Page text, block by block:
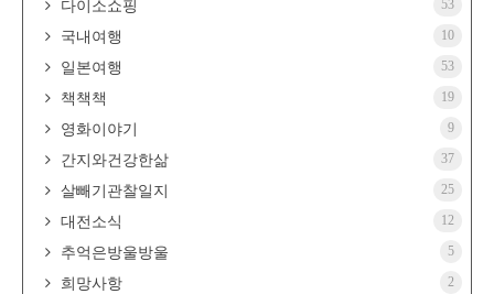
다이소쇼핑 53
국내여행 10
일본여행 53
책책책 19
영화이야기 9
간지와건강한삶 37
살빼기관찰일지 25
대전소식 12
추억은방울방울 5
희망사항 2